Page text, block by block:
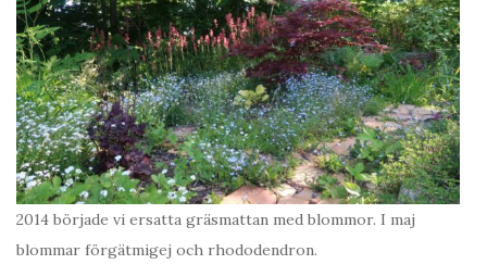
2014 började vi ersatta gräsmattan med blommor. I maj
blommar förgätmigej och rhododendron.